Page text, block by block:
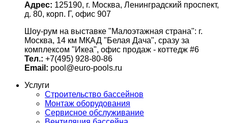
Адрес: 125190, г. Москва, Ленинградский проспект,
д. 80, корп. Г, офис 907
Шоу-рум на выставке "Малоэтажная страна": г.
Москва, 14 км МКАД "Белая Дача", сразу за
комплексом "Икеа", офис продаж - коттедж #6
Тел.: +7(495) 928-80-86
Email: pool@euro-pools.ru
Услуги
Строительство бассейнов
Монтаж оборудования
Сервисное обслуживание